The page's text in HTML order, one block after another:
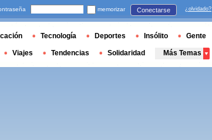
memorizar Conectarse ¿olvidado?
Tecnología Deportes Insólito Gente
Viajes Tendencias Solidaridad Más Temas